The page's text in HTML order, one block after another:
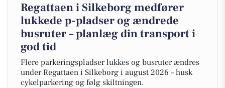
Regattaen i Silkeborg medfører
lukkede p-pladser og ændrede
busruter – planlæg din transport i
god tid
Flere parkeringspladser lukkes og busruter ændres
under Regattaen i Silkeborg i august 2026 – husk
cykelparkering og følg skiltningen.